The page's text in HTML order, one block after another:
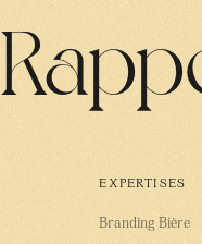
EXPERTISES
Branding Bière